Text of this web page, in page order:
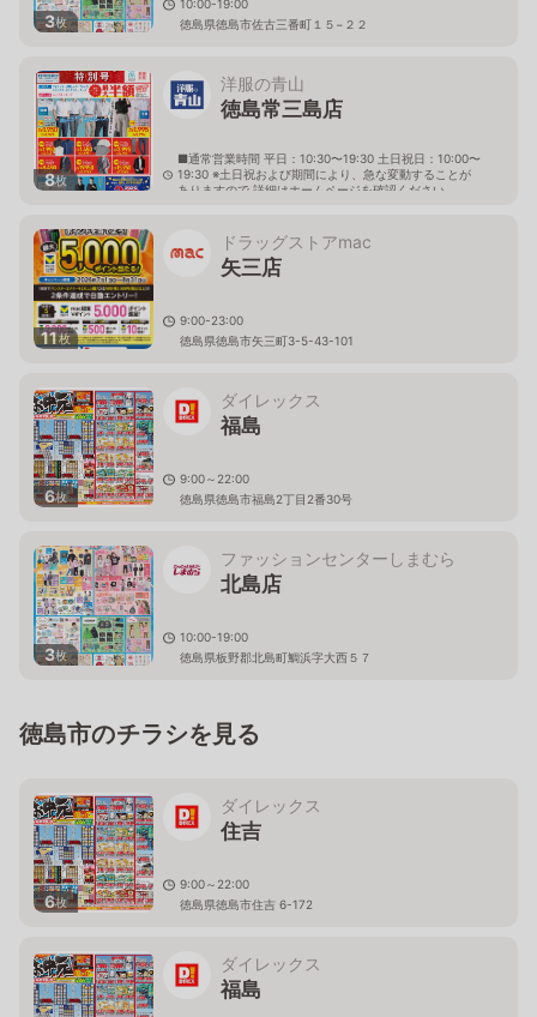
3枚
10:00-19:00
徳島県徳島市佐古三番町１５−２２
8枚
洋服の青山
徳島常三島店
■通常営業時間 平日：10:30〜19:30 土日祝日：10:00〜
19:30 ※土日祝および期間により、急な変動することが
ありますので 詳細はホームページを確認ください
11枚
ドラッグストアmac
矢三店
9:00-23:00
徳島県徳島市矢三町3-5-43-101
6枚
ダイレックス
福島
9:00～22:00
徳島県徳島市福島2丁目2番30号
3枚
ファッションセンターしまむら
北島店
10:00-19:00
徳島県板野郡北島町鯛浜字大西５７
徳島市のチラシを見る
6枚
ダイレックス
住吉
9:00～22:00
徳島県徳島市住吉 6-172
ダイレックス
福島